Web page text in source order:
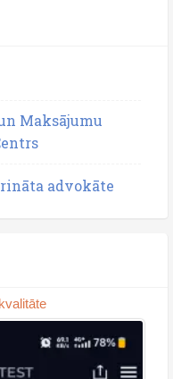
Maksājumu
advokāte